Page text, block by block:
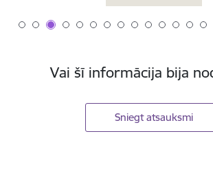
Vai šī informācija bija
Sniegt atsauksmi